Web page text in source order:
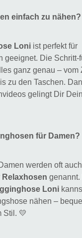
einfach zu nähen?
Loni ist perfekt für
geeignet. Die Schritt-
ganz genau – vom
zu den Taschen.
gelingt Dir
für Damen?
werden oft auch
Relaxhosen genannt.
Loni
nähen –
Stil. 💛